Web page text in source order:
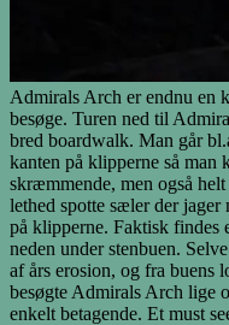
Admirals Arch er endnu en
besøge. Turen ned til
bred boardwalk. Man går
kanten på klipperne så man
skræmmende, men også
lethed spotte sæler der jager
på klipperne. Faktisk findes
neden under stenbuen.
af års erosion, og fra buens
besøgte Admirals Arch lige
enkelt betagende. Et must